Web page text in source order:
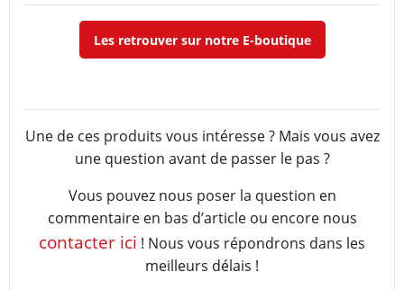
Les retrouver sur notre E-boutique
Une de ces produits vous intéresse ? Mais vous avez
une question avant de passer le pas ?
Vous pouvez nous poser la question en
commentaire en bas d’article ou encore nous
contacter ici ! Nous vous répondrons dans les
meilleurs délais !